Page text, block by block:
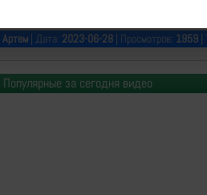
Артем| Дата: 2023-06-28| Просмотров: 1959|
Популярные за сегодня видео